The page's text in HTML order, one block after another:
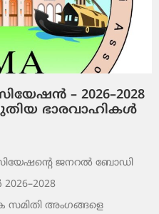
– 2026–2028
ഭാരവാഹികൾ
ജനറൽ ബോഡി
സമിതി അംഗങ്ങളെ